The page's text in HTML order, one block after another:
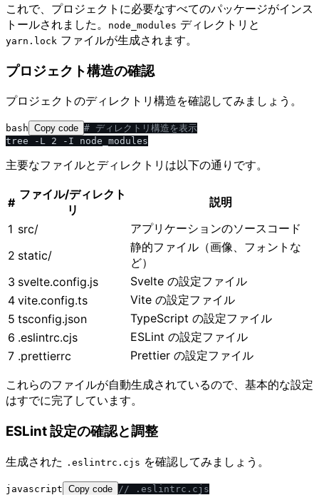
これで、プロジェクトに必要なすべてのパッケージがインス
トールされました。
node_modules ディレクトリと
yarn.lock ファイルが生成されます。
プロジェクト構造の確認
プロジェクトのディレクトリ構造を確認してみましょう。
bash Copy code # ディレクトリ構造を表示
主要なファイルとディレクトリは以下の通りです。
#
ファイル/ディレクト
リ
説明
1 src/
アプリケーションのソースコード
2 static/
静的ファイル（画像、フォントな
ど）
3 svelte.config.js
Svelte の設定ファイル
4 vite.config.ts
Vite の設定ファイル
5 tsconfig.json
TypeScript の設定ファイル
6 .eslintrc.cjs
ESLint の設定ファイル
7 .prettierrc Prettier の設定ファイル
これらのファイルが自動生成されているので、基本的な設定
はすでに完了しています。
ESLint 設定の確認と調整
生成された .eslintrc.cjs を確認してみましょう。
javascript Copy code / / .eslintrc.cjs